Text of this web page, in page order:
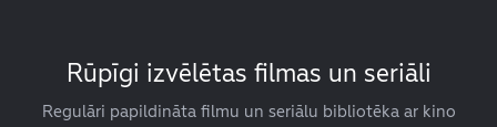
Rūpīgi izvēlētas filmas un seriāli
Regulāri papildināta filmu un seriālu bibliotēka ar kino